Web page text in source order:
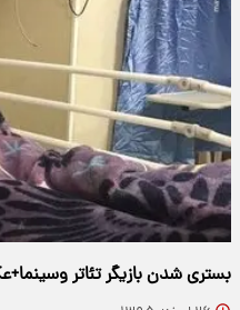
بستری شدن بازیگر تئاتر